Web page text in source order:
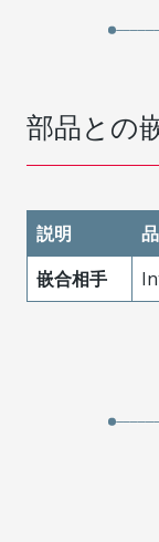
部品との
説明
嵌合相手